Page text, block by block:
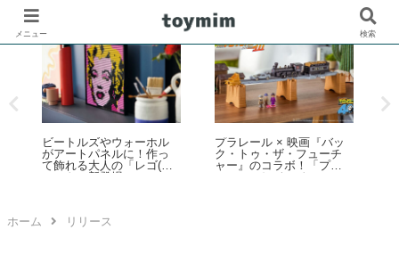
レゴ(R)マリオ：いろいろ
な色のブロックでマリオ
の反応を確認してみた
レゴ(R)ウォッチ腕時計の
電池交換を解説：手順や
注意点、失敗しないため
のポイントなど
ホーム リリース
メニュー 検索